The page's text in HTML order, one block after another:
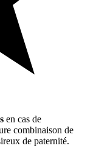
en cas de
combinaison de
de paternité.